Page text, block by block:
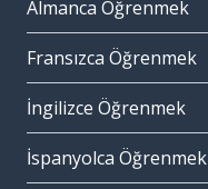
Almanca Öğrenmek
Fransızca Öğrenmek
İngilizce Öğrenmek
İspanyolca Öğrenmek